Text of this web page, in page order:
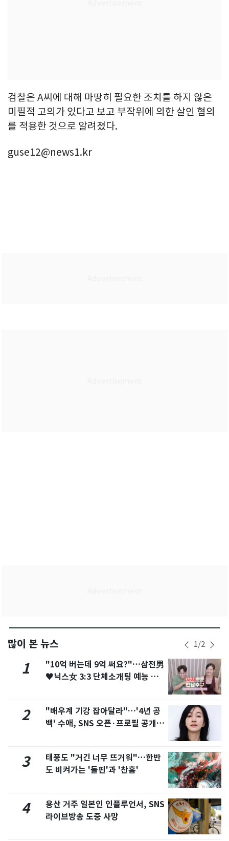
검찰은 A씨에 대해 마땅히 필요한 조치를 하지 않은
미필적 고의가 있다고 보고 부작위에 의한 살인 혐의
를 적용한 것으로 알려졌다.
guse12@news1.kr
많이 본 뉴스 1/2
1
"10억 버는데 9억 써요?"…삼전男
♥닉스女 3:3 단체소개팅 예능 화
2
"배우계 기강 잡아달라"…'4년 공
백' 수애, SNS 오픈·프로필 공개
3
태풍도 "거긴 너무 뜨거워"…한반
도 비켜가는 '돌핀'과 '찬홈'
4
용산 거주 일본인 인플루언서, SNS
라이브방송 도중 사망